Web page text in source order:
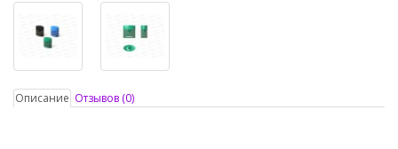
Описание Отзывов (0)